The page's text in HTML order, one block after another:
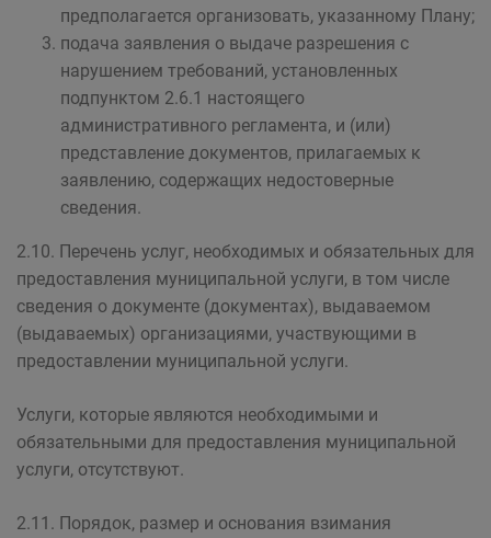
предполагается организовать, указанному Плану;
подача заявления о выдаче разрешения с
нарушением требований, установленных
подпунктом 2.6.1 настоящего
административного регламента, и (или)
представление документов, прилагаемых к
заявлению, содержащих недостоверные
сведения.
2.10. Перечень услуг, необходимых и обязательных для
предоставления муниципальной услуги, в том числе
сведения о документе (документах), выдаваемом
(выдаваемых) организациями, участвующими в
предоставлении муниципальной услуги.
Услуги, которые являются необходимыми и
обязательными для предоставления муниципальной
услуги, отсутствуют.
2.11. Порядок, размер и основания взимания